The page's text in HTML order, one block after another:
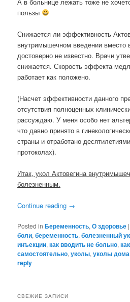
пользы
Снижается ли эффективность
внутримышечном введении вместо
достоверно не известно. Врачи
снижается. Скорость эффекта
работает как положено.
(Насчет эффективности данного
отсутствия полноценных
рассуждаю. У меня особо нет
что давно принято в
страны и отработано
протоколах).
Итак, укол Актовегина
болезненным.
Continue reading →
Posted in Беременность,О здоровье
боли,беременность,болезненный
инъекции,как вводить не больно,
самостоятельно,уколы,уколы дома
reply
СВЕЖИЕ ЗАПИСИ